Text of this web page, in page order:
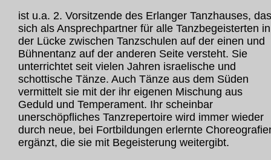
ist u.a. 2. Vorsitzende des Erlanger Tanzhauses, das
sich als Ansprechpartner für alle Tanzbegeisterten in
der Lücke zwischen Tanzschulen auf der einen und
Bühnentanz auf der anderen Seite versteht. Sie
unterrichtet seit vielen Jahren israelische und
schottische Tänze. Auch Tänze aus dem Süden
vermittelt sie mit der ihr eigenen Mischung aus
Geduld und Temperament. Ihr scheinbar
unerschöpfliches Tanzrepertoire wird immer wieder
durch neue, bei Fortbildungen erlernte
ergänzt, die sie mit Begeisterung weitergibt.